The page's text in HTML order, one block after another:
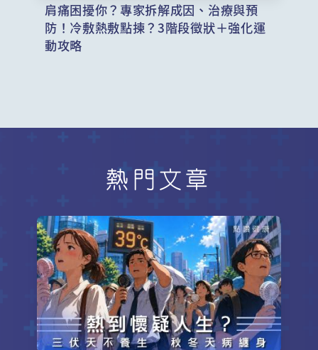
肩痛困擾你？專家拆解成因、治療與預
防！冷敷熱敷點揀？3階段徵狀＋強化運
動攻略
熱門文章